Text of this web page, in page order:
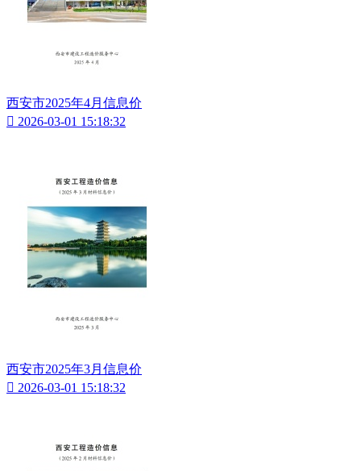
西安市2025年4月信息价
 2026-03-01 15:18:32
西安市2025年3月信息价
 2026-03-01 15:18:32